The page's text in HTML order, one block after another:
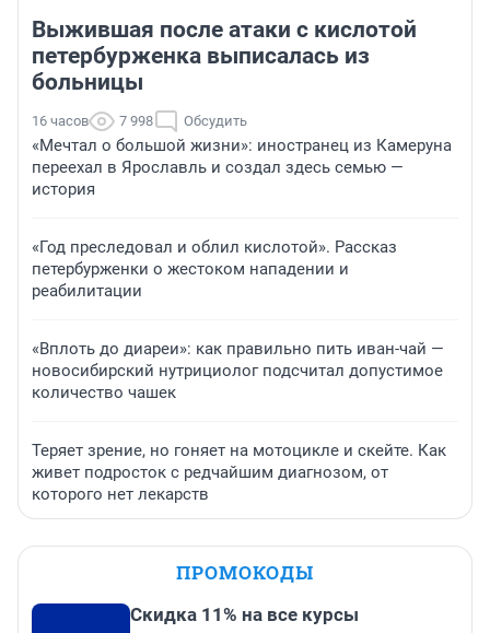
Выжившая после атаки с кислотой
петербурженка выписалась из
больницы
16 часов 7 998 Обсудить
«Мечтал о большой жизни»: иностранец из Камеруна
переехал в Ярославль и создал здесь семью —
история
«Год преследовал и облил кислотой». Рассказ
петербурженки о жестоком нападении и
реабилитации
«Вплоть до диареи»: как правильно пить иван-чай —
новосибирский нутрициолог подсчитал допустимое
количество чашек
Теряет зрение, но гоняет на мотоцикле и скейте. Как
живет подросток с редчайшим диагнозом, от
которого нет лекарств
ПРОМОКОДЫ
Скидка 11% на все курсы